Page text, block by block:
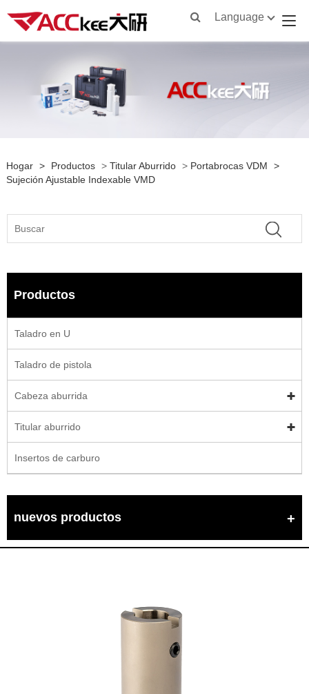
Language
Hogar > Productos > Titular Aburrido > Portabrocas VDM
>
Sujeción Ajustable Indexable VMD
Productos
Taladro en U
Taladro de pistola
Cabeza aburrida
Titular aburrido
Insertos de carburo
nuevos productos